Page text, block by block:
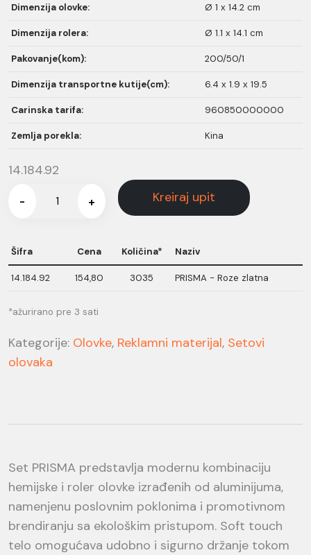
Dimenzija olovke: Ø 1 x 14.2 cm
Dimenzija rolera: Ø 1.1 x 14.1 cm
Pakovanje(kom): 200/50/1
Dimenzija transportne kutije(cm): 6.4 x 1.9 x 19.5
Carinska tarifa: 960850000000
Zemlja porekla: Kina
14.184.92
- + Kreiraj upit
Šifra Cena Količina* Naziv
14.184.92 154,80 3035 PRISMA - Roze zlatna
*ažurirano pre 3 sati
Kategorije: Olovke, Reklamni materijal, Setovi
olovaka
Set PRISMA predstavlja modernu kombinaciju
hemijske i roler olovke izrađenih od aluminijuma,
namenjenu poslovnim poklonima i promotivnom
brendiranju sa ekološkim pristupom. Soft touch
telo omogućava udobno i sigurno držanje tokom